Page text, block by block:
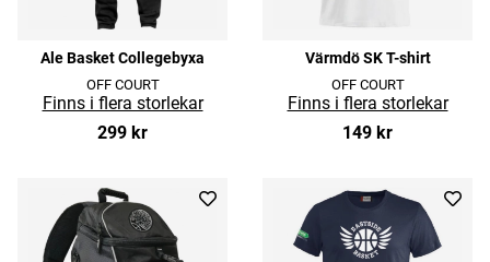
Ale Basket Collegebyxa
OFF COURT
299 kr
Värmdö SK T-shirt
OFF COURT
149 kr